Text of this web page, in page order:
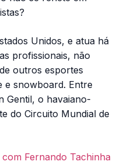
Unidos, e atua há
profissionais, não
outros esportes
e snowboard. Entre
Gentil, o havaiano-
do Circuito Mundial de
Fernando Tachinha